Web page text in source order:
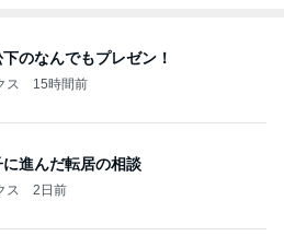
のなんでもプレゼン！
ス 15時間前
進んだ転居の相談
ス 2日前